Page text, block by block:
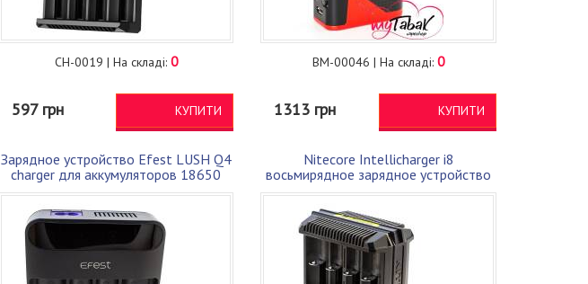
CH-0019 | На складі: 0
597 грн КУПИТИ
BM-00046 | На складі:0
1313 грн КУПИТИ
Зарядное устройство Efest LUSH Q4
charger для аккумуляторов 18650
Оригинал
Nitecore Intellicharger i8
восьмирядное зарядное устройство
для 18650 и т.п.